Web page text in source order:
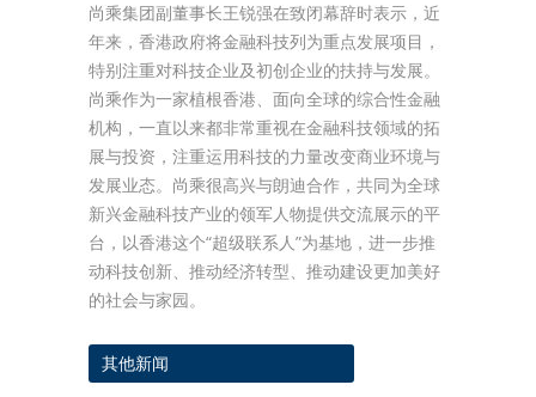
尚乘集团副董事长王锐强在致闭幕辞时表示，近
年来，香港政府将金融科技列为重点发展项目，
特别注重对科技企业及初创企业的扶持与发展。
尚乘作为一家植根香港、面向全球的综合性金融
机构，一直以来都非常重视在金融科技领域的拓
展与投资，注重运用科技的力量改变商业环境与
发展业态。尚乘很高兴与朗迪合作，共同为全球
新兴金融科技产业的领军人物提供交流展示的平
台，以香港这个“超级联系人”为基地，进一步推
动科技创新、推动经济转型、推动建设更加美好
的社会与家园。
其他新闻